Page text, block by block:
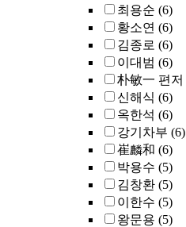
최용순 (6)
황소연 (6)
김종로 (6)
이대범 (6)
朴敏一 편저
신해식 (6)
옥한석 (6)
강기차부 (6)
崔麟和 (6)
박용수 (5)
김창환 (5)
이한수 (5)
왕문용 (5)